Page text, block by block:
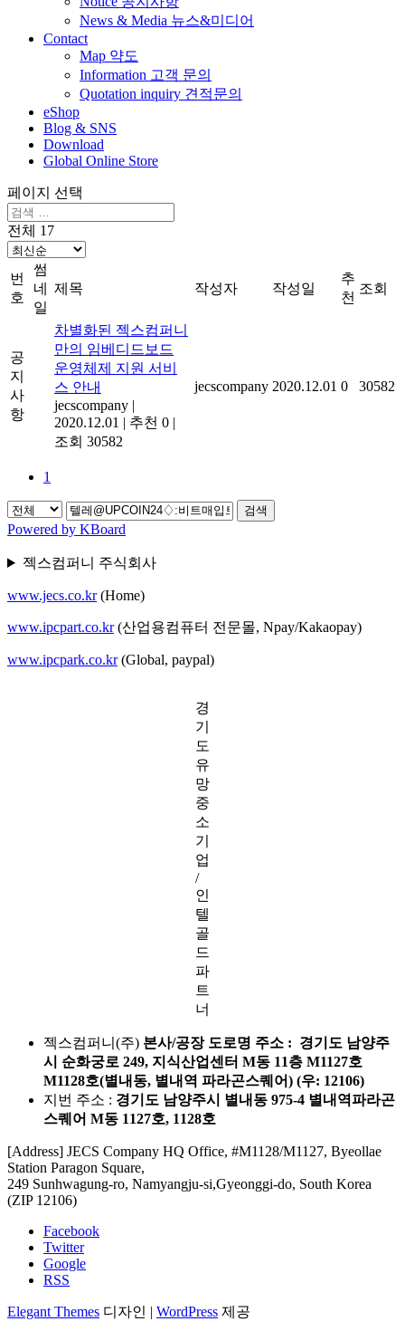
News & Media 뉴스&미디어
Contact
Map 약도
Information 고객 문의
Quotation inquiry 견적문의
eShop
Blog & SNS
Download
Global Online Store
페이지 선택
전체 17
번
호
썸
네
일
제목 작성자 작성일
추
천
조회
공
지
사
항
차별화된 젝스컴퍼니
만의 임베디드보드
운영체제 지원 서비
스 안내
jecscompany |
2020.12.01 | 추천 0 |
조회 30582
jecscompany 2020.12.01 0 30582
1
검색
Powered by KBoard
젝스컴퍼니 주식회사
www.jecs.co.kr(Home)
www.ipcpart.co.kr(산업용컴퓨터 전문몰, Npay/Kakaopay)
www.ipcpark.co.kr(Global, paypal)
경
기
도
유
망
중
소
기
업
/
인
텔
골
드
파
트
너
젝스컴퍼니(주) 본사/공장 도로명 주소 : 경기도 남양주
시 순화궁로 249, 지식산업센터 M동 11층 M1127호
M1128호(별내동, 별내역 파라곤스퀘어) (우: 12106)
지번 주소 : 경기도 남양주시 별내동 975-4 별내역파라곤
스퀘어 M동 1127호, 1128호
[Address] JECS Company HQ Office, #M1128/M1127, Byeollae
Station Paragon Square,
249 Sunhwagung-ro, Namyangju-si,Gyeonggi-do, South Korea
(ZIP 12106)
Facebook
Twitter
Google
RSS
Elegant Themes 디자인 | WordPress 제공